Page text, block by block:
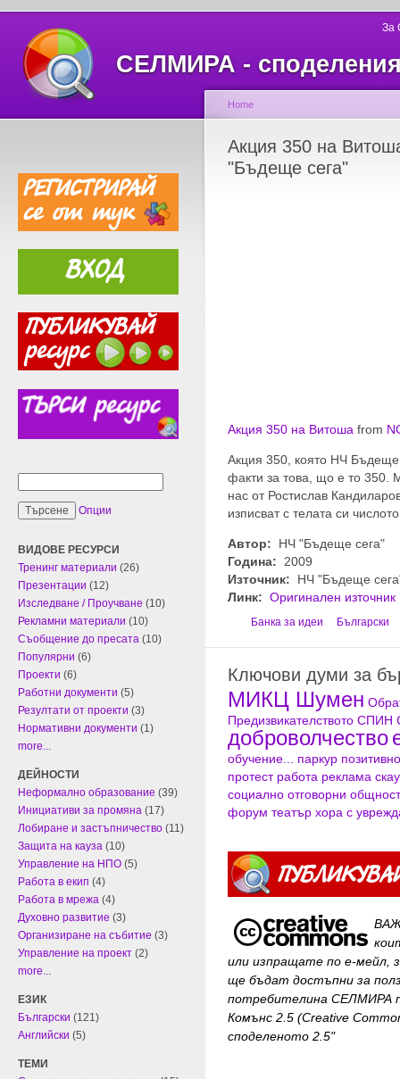
СЕЛМИРА -
За
Опции
ВИДОВЕ РЕСУРСИ
Тренинг материали (26)
Презентации (12)
Изследване / Проучване (10)
Рекламни материали (10)
Съобщение до пресата (10)
Популярни (6)
Проекти (6)
Работни документи (5)
Резултати от проекти (3)
Нормативни документи (1)
more...
ДЕЙНОСТИ
Неформално образование (39)
Инициативи за промяна (17)
Лобиране и застъпничество (11)
Защита на кауза (10)
Управление на НПО (5)
Работа в екип (4)
Работа в мрежа (4)
Духовно развитие (3)
Организиране на събитие (3)
Управление на проект (2)
more...
ЕЗИК
Български (121)
Английски (5)
ТЕМИ
Home
Акция 350 на
"Бъдеще сега"
Акция 350 на Витоша from
Акция 350, която НЧ
факти за това, що е то 350.
нас от Ростислав
изписват с телата си
Автор:
НЧ "Бъдеще сега"
Година: 2009
Източник:
НЧ "Бъдеще
Линк: Оригинален източник
Банка за идеи Български
Ключови думи за
МИКЦ Шумен
Предизвикателството СПИН
доброволчество
обучение... паркур позитивно
протест работа реклама
социално отговорни
форум театър хора с
или изпращате по е-мейл,
ще бъдат достъпни за
потребителина СЕЛМИРА
Комънс 2.5 (Creative
споделеното 2.5"